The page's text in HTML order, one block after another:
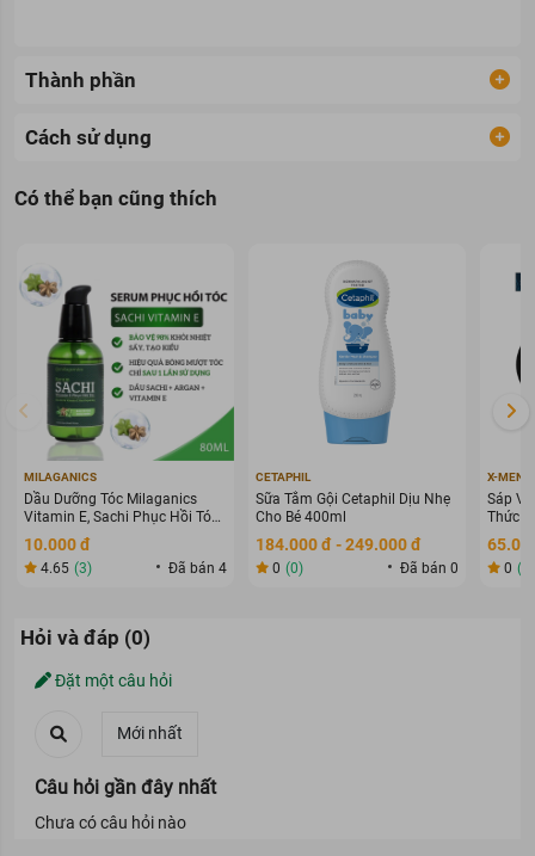
Thành phần
Cách sử dụng
Có thể bạn cũng thích
MILAGANICS
Dầu Dưỡng Tóc Milaganics
Vitamin E, Sachi Phục Hồi Tóc
80ml
10.000 đ
4.65 (3) Đã bán 4
CETAPHIL
Sữa Tắm Gội Cetaphil Dịu Nhẹ
Cho Bé 400ml
184.000 đ - 249.000 đ
0 (0) Đã bán 0
X-MEN
Sáp
Thức
70g
0 (0)
Hỏi và đáp (0)
Đặt một câu hỏi
Câu hỏi gần đây nhất
Chưa có câu hỏi nào